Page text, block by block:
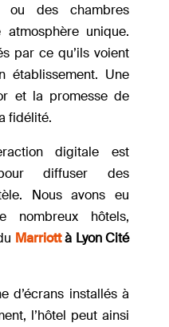
ou des chambres
unique.
par ce qu’ils voient
établissement. Une
et la promesse de
fidélité.
digitale est
diffuser des
Nous avons eu
nombreux hôtels,
Marriottà Lyon Cité
d’écrans installés à
l’hôtel peut ainsi